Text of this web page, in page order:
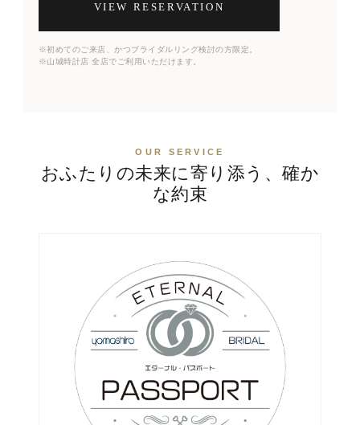
VIEW RESERVATION
※初めてのご来店、かつブライダルリング検討の方限定。
※山城時計店 全店でご利用いただけます。
OUR SERVICE
おふたりの未来に寄り添う、確か
な約束